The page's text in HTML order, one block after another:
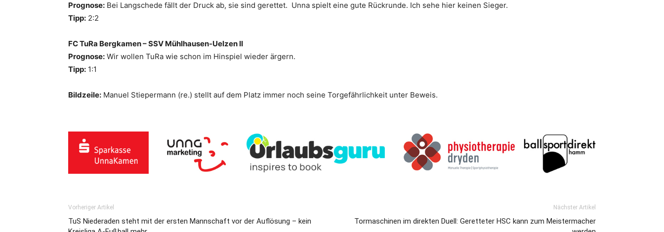
Prognose: Bei Langschede fällt der Druck ab, sie sind gerettet. Unna spielt eine gute Rückrunde. Ich sehe hier keinen Sieger.
Tipp: 2:2
FC TuRa Bergkamen – SSV Mühlhausen-Uelzen II
Prognose: Wir wollen TuRa wie schon im Hinspiel wieder ärgern.
Tipp: 1:1
Bildzeile: Manuel Stiepermann (re.) stellt auf dem Platz immer noch seine Torgefährlichkeit unter Beweis.
Vorheriger Artikel
TuS Niederaden steht mit der ersten Mannschaft vor der Auflösung – kein
Nächster Artikel
Tormaschinen im direkten Duell: Geretteter HSC kann zum Meistermacher